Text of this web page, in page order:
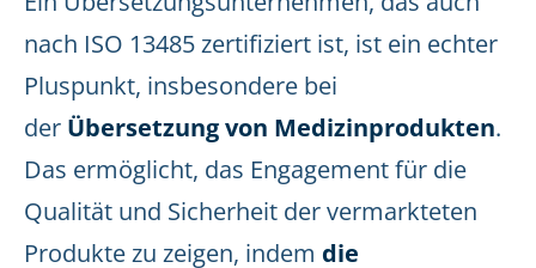
nach ISO 13485 zertifiziert ist, ist ein echter
Pluspunkt, insbesondere bei
der Übersetzung von Medizinprodukten.
Das ermöglicht, das Engagement für die
Qualität und Sicherheit der vermarkteten
Produkte zu zeigen, indem die